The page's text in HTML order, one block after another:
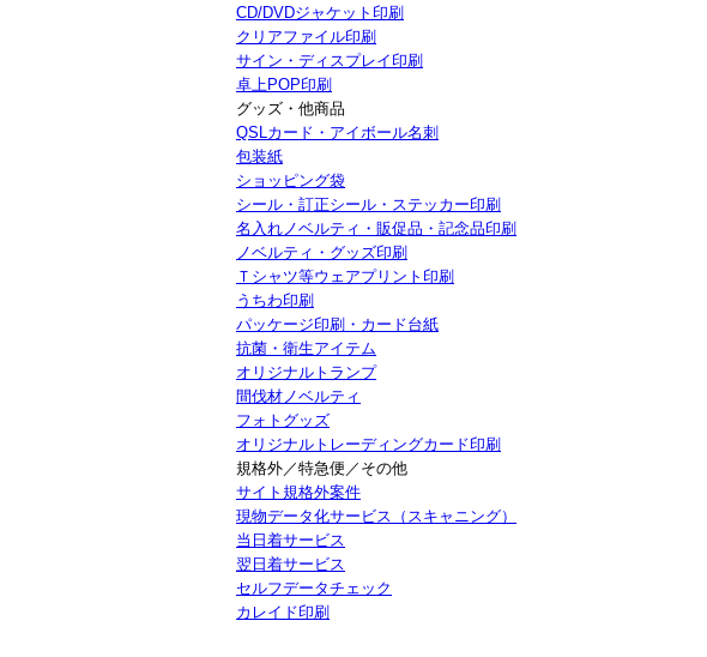
CD/DVDジャケット印刷
クリアファイル印刷
サイン・ディスプレイ印刷
卓上POP印刷
グッズ・他商品
QSLカード・アイボール名刺
包装紙
ショッピング袋
シール・訂正シール・ステッカー印刷
名入れノベルティ・販促品・記念品印刷
ノベルティ・グッズ印刷
Ｔシャツ等ウェアプリント印刷
うちわ印刷
パッケージ印刷・カード台紙
抗菌・衛生アイテム
オリジナルトランプ
間伐材ノベルティ
フォトグッズ
オリジナルトレーディングカード印刷
規格外／特急便／その他
サイト規格外案件
現物データ化サービス（スキャニング）
当日着サービス
翌日着サービス
セルフデータチェック
カレイド印刷